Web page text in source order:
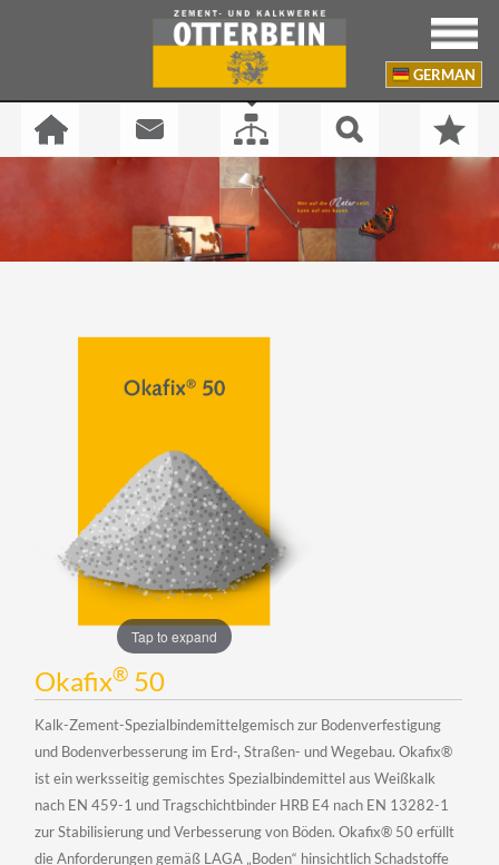
GERMAN
Tap to expand
Okafix® 50
Kalk-Zement-Spezialbindemittelgemisch zur Bodenverfestigung
und Bodenverbesserung im Erd-, Straßen- und Wegebau. Okafix®
ist ein werksseitig gemischtes Spezialbindemittel aus Weißkalk
nach EN 459-1 und Tragschichtbinder HRB E4 nach EN 13282-1
zur Stabilisierung und Verbesserung von Böden. Okafix® 50 erfüllt
die Anforderungen gemäß LAGA „Boden“ hinsichtlich Schadstoffe